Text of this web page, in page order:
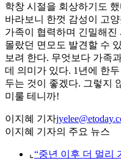
학창 시절을 회상하기도
바라보니 한껏 감성이 고
가족이 협력하며 긴밀해진
몰랐던 면모도 발견할 수
보려 한다. 무엇보다 가족
데 의미가 있다. 1년에 한
두는 것이 좋겠다. 그렇지
미룰 테니까!
이지혜 기자
이지혜 기자의 주요 뉴스
⌞ “중년 이후 더 멀리